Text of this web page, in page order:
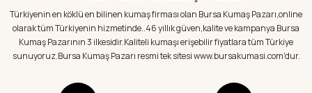
Ürün bilgilerinde hatalar bulunuyor.
Ürün fiyatı diğer sitelerden daha pahalı.
Bu ürüne benzer farklı alternatifler olmalı.
Satıcı ilgili ve kısa sürede sorunsuz bir
şekilde kumaşlarımı aldım.Kumaşlar
hakkında sitedeki bilgilendirmeler
doğrultusunda kumaşlarımı aldım.Çok
memnun kaldım.Teşekkürler
Türkiyenin en köklü en bilinen kumaş firması olan Bursa Kumaş Pazarı,online
olarak tüm Türkiyenin hizmetinde..46 yıllık güven,kalite ve kampanya Bursa
Kumaş Pazarının 3 ilkesidir.Kaliteli kumaşı erişebilir fiyatlara tüm Türkiye
sunuyoruz.Bursa Kumaş Pazarı resmi tek sitesi www.bursakumasi.com'dur.